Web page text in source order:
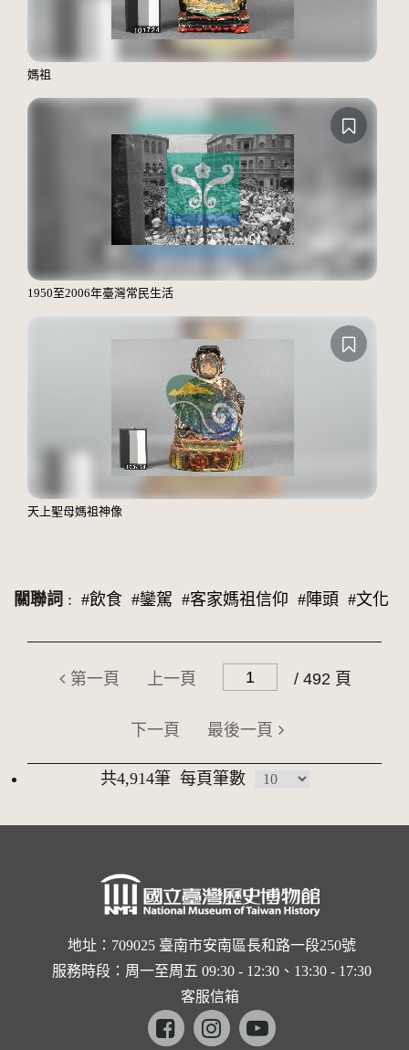
媽祖
1950至2006年臺灣常民生活
天上聖母媽祖神像
關聯詞 : #飲食 #鑾駕 #客家媽祖信仰 #陣頭 #文化
第一頁 上一頁 / 492 頁
下一頁 最後一頁
共4,914筆 每頁筆數
地址：709025 臺南市安南區長和路一段250號
服務時段：周一至周五 09:30 - 12:30、13:30 - 17:30
客服信箱
Facebookinstagramyoutube